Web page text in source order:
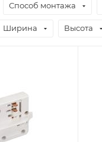
Способ монтажа
Ширина Высота